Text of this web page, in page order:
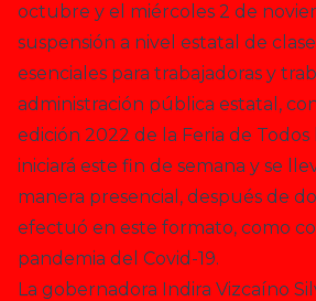
octubre y el miércoles 2 de
suspensión a nivel estatal de
esenciales para trabajadoras y
administración pública estatal,
edición 2022 de la Feria de Todos
iniciará este fin de semana y se
manera presencial, después de
efectuó en este formato, como
pandemia del Covid-19.
La gobernadora Indira Vizcaíno